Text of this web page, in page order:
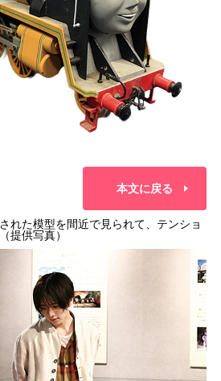
本文に戻る
れた模型を間近で見られて、テンショ
提供写真）